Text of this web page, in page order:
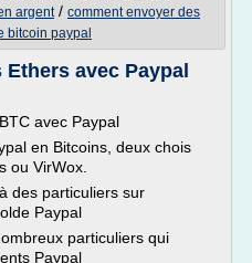
argent/ comment envoyer des
bitcoin paypal
avec Paypal
avec Paypal
en Bitcoins, deux chois
ou VirWox.
des particuliers sur
Paypal
particuliers qui
Paypal